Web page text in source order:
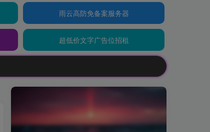
雨云高防免备案服务器
超低价文字广告位招租